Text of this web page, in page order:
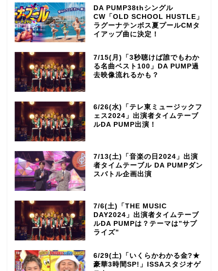
DA PUMP38thシングル
CW「OLD SCHOOL HUSTLE」
ラグーナテンボス夏プールCMタ
イアップ曲に決定！
7/15(月)「3秒聴けば誰でもわか
る名曲ベスト100」DA PUMP過
去映像流れるかも？
6/26(水)「テレ東ミュージックフ
ェス2024」出演者タイムテーブ
ルDA PUMP出演！
7/13(土)「音楽の日2024」出演
者タイムテーブル DA PUMPダン
スバトル企画出演
7/6(土)「THE MUSIC
DAY2024」出演者タイムテーブ
ルDA PUMPは？テーマは”サプ
ライズ”
6/29(土)「いくらかわかる金?★
豪華3時間SP!」ISSAスタジオゲ